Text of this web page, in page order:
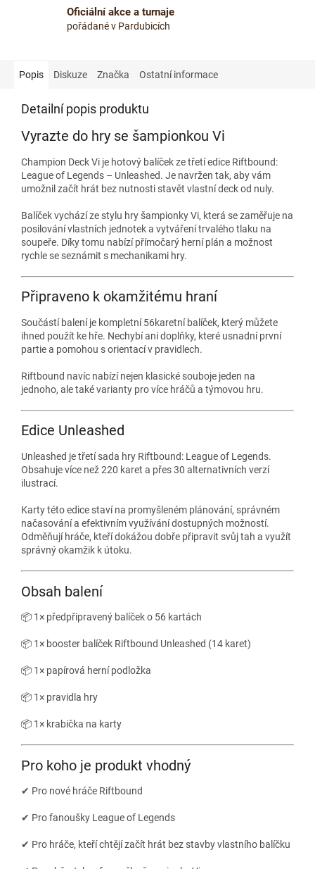
Oficiální akce a turnaje
pořádané v Pardubicích
Popis Diskuze Značka Ostatní informace
Detailní popis produktu
Vyrazte do hry se šampionkou Vi
Champion Deck Vi je hotový balíček ze třetí edice Riftbound:
League of Legends – Unleashed. Je navržen tak, aby vám
umožnil začít hrát bez nutnosti stavět vlastní deck od nuly.
Balíček vychází ze stylu hry šampionky Vi, která se zaměřuje na
posilování vlastních jednotek a vytváření trvalého tlaku na
soupeře. Díky tomu nabízí přímočarý herní plán a možnost
rychle se seznámit s mechanikami hry.
Připraveno k okamžitému hraní
Součástí balení je kompletní 56karetní balíček, který můžete
ihned použít ke hře. Nechybí ani doplňky, které usnadní první
partie a pomohou s orientací v pravidlech.
Riftbound navíc nabízí nejen klasické souboje jeden na
jednoho, ale také varianty pro více hráčů a týmovou hru.
Edice Unleashed
Unleashed je třetí sada hry Riftbound: League of Legends.
Obsahuje více než 220 karet a přes 30 alternativních verzí
ilustrací.
Karty této edice staví na promyšleném plánování, správném
načasování a efektivním využívání dostupných možností.
Odměňují hráče, kteří dokážou dobře připravit svůj tah a využít
správný okamžik k útoku.
Obsah balení
📦 1× předpřipravený balíček o 56 kartách
📦 1× booster balíček Riftbound Unleashed (14 karet)
📦 1× papírová herní podložka
📦 1× pravidla hry
📦 1× krabička na karty
Pro koho je produkt vhodný
✔ Pro nové hráče Riftbound
✔ Pro fanoušky League of Legends
✔ Pro hráče, kteří chtějí začít hrát bez stavby vlastního balíčku